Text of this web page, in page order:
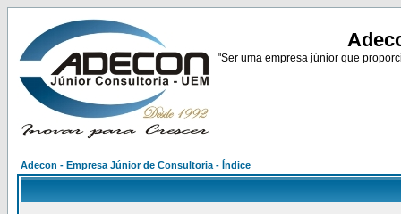
"Ser uma empresa júnior que
Adecon - Empresa Júnior de Consultoria - Índice